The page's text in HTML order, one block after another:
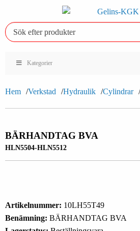
Kategorier
Hem Verkstad Hydraulik Cylindrar
BÄRHANDTAG BVA
HLN5504-HLN5512
Artikelnummer: 10LH55T49
Benämning: BÄRHANDTAG BVA